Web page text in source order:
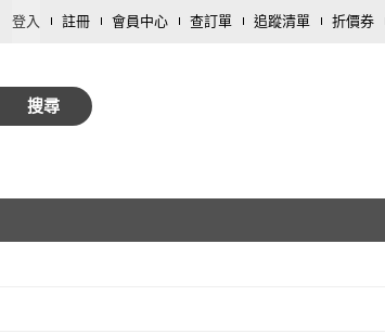
登入 註冊 會員中心 查訂單 追蹤清單 折價券
搜尋